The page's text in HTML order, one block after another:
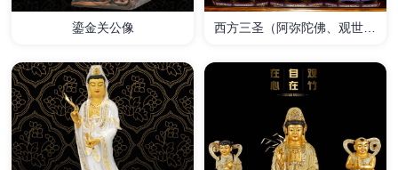
详情
鎏金关公像
详情
西方三圣（阿弥陀佛、观世音